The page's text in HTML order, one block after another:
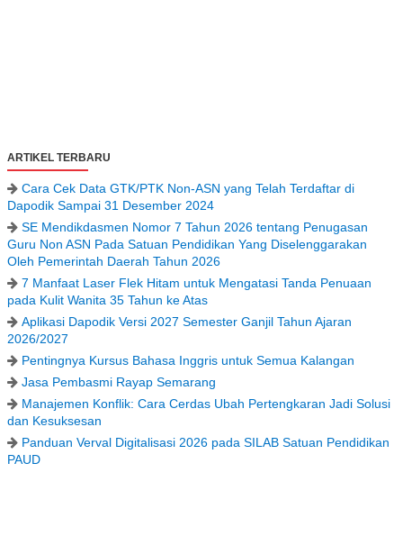
ARTIKEL TERBARU
Cara Cek Data GTK/PTK Non-ASN yang Telah Terdaftar di
Dapodik Sampai 31 Desember 2024
SE Mendikdasmen Nomor 7 Tahun 2026 tentang Penugasan
Guru Non ASN Pada Satuan Pendidikan Yang Diselenggarakan
Oleh Pemerintah Daerah Tahun 2026
7 Manfaat Laser Flek Hitam untuk Mengatasi Tanda Penuaan
pada Kulit Wanita 35 Tahun ke Atas
Aplikasi Dapodik Versi 2027 Semester Ganjil Tahun Ajaran
2026/2027
Pentingnya Kursus Bahasa Inggris untuk Semua Kalangan
Jasa Pembasmi Rayap Semarang
Manajemen Konflik: Cara Cerdas Ubah Pertengkaran Jadi Solusi
dan Kesuksesan
Panduan Verval Digitalisasi 2026 pada SILAB Satuan Pendidikan
PAUD